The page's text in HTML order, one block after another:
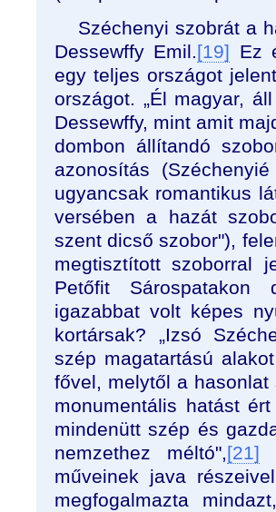
Széchenyi szobrát a
Dessewffy Emil.[19] Ez
egy teljes országot
országot. „Él magyar,
Dessewffy, mint amit
dombon állítandó
azonosítás
ugyancsak romantikus
versében a hazát
szent dicső szobor"),
megtisztított
Petőfit
igazabbat volt képes
kortársak? „Izsó
szép magatartású
fővel, melytől a hasonlat
monumentális hatást
mindenütt szép és
nemzethez méltó",[21]
műveinek java
megfogalmazta